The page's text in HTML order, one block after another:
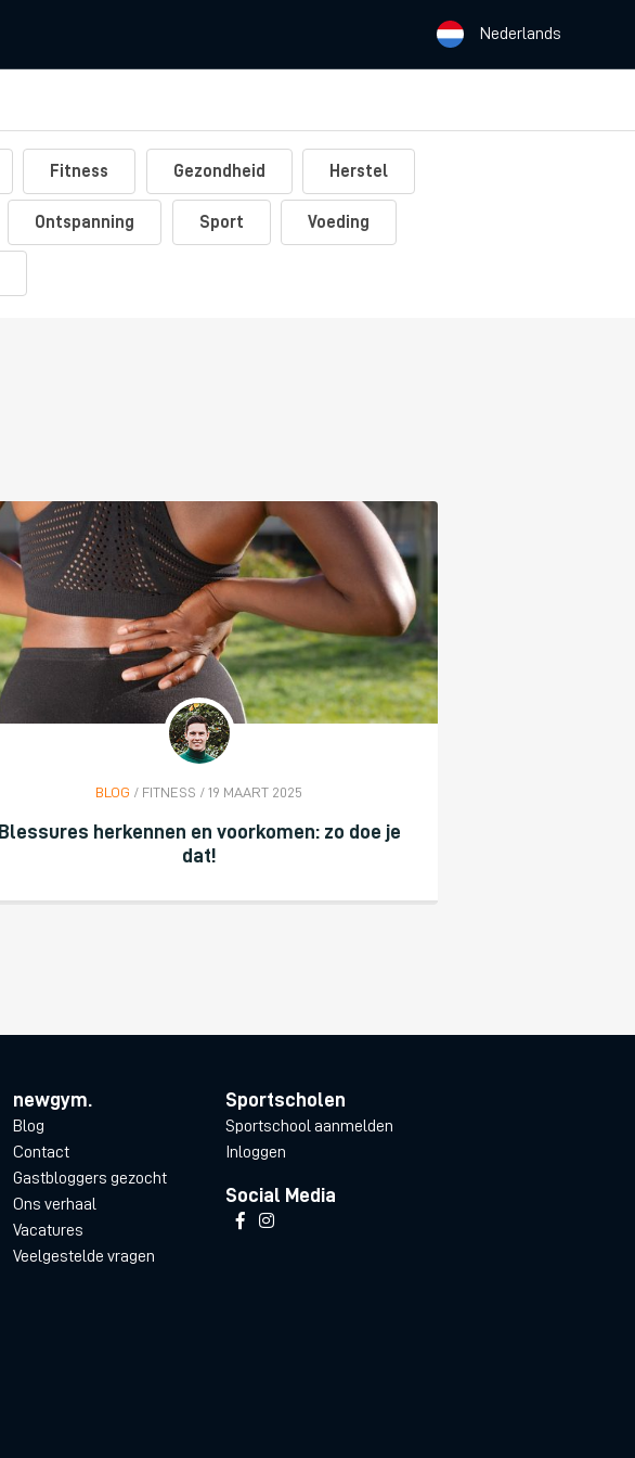
Nederlands
Fitness Gezondheid Herstel
Ontspanning Sport Voeding
BLOG / FITNESS / 19 MAART 2025
Blessures herkennen en voorkomen: zo doe je
dat!
newgym.
Blog
Contact
Gastbloggers gezocht
Ons verhaal
Vacatures
Veelgestelde vragen
Sportscholen
Sportschool aanmelden
Inloggen
Social Media